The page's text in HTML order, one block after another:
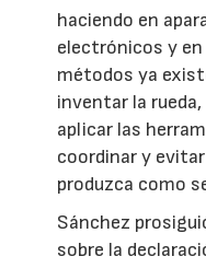
haciendo en
electrónicos y
métodos ya
inventar la
aplicar las
coordinar y
produzca como
Sánchez
sobre la